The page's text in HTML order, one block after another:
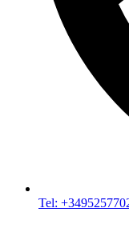
Tel: